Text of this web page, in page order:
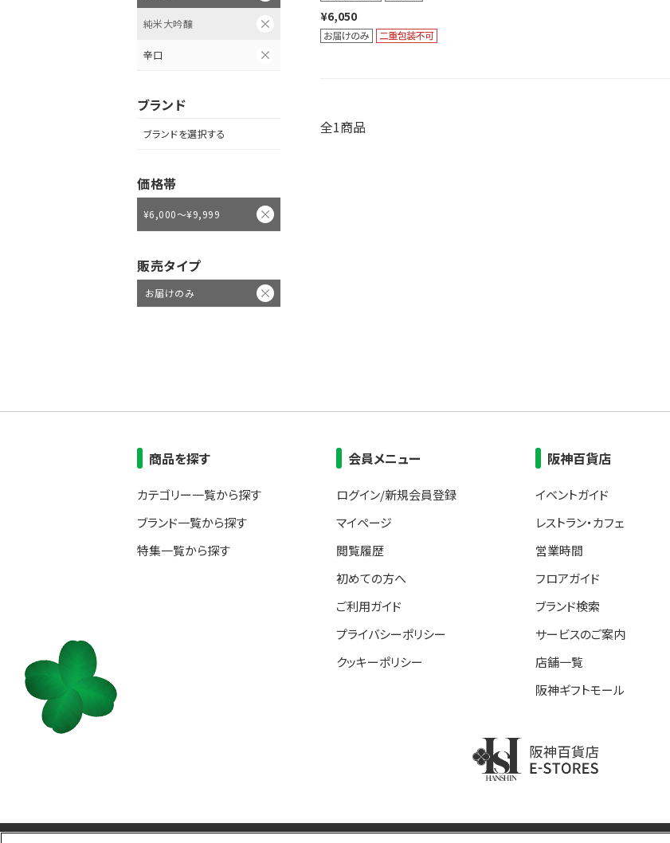
¥6,050
全1商品
純米大吟醸
辛口
ブランド
ブランドを選択する
価格帯
¥6,000～¥9,999
販売タイプ
お届けのみ
商品を探す
カテゴリー一覧から探す
ブランド一覧から探す
特集一覧から探す
会員メニュー
ログイン/新規会員登録
マイページ
閲覧履歴
初めての方へ
ご利用ガイド
プライバシーポリシー
クッキーポリシー
阪神百貨店
イベントガイド
レストラン・カフェ
営業時間
フロアガイド
ブランド検索
サービスのご案内
店舗一覧
阪神ギフトモール